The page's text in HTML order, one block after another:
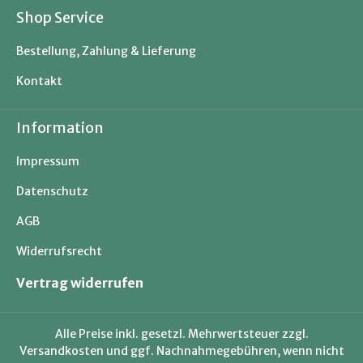
Shop Service
Bestellung, Zahlung & Lieferung
Kontakt
Information
Impressum
Datenschutz
AGB
Widerrufsrecht
Vertrag widerrufen
Alle Preise inkl. gesetzl. Mehrwertsteuer zzgl.
Versandkosten und ggf. Nachnahmegebühren, wenn nicht